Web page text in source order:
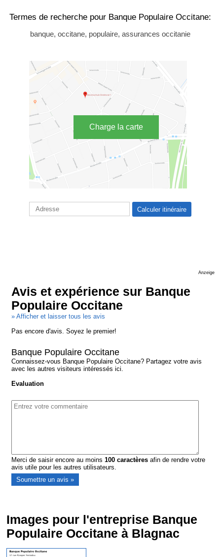
Termes de recherche pour Banque Populaire Occitane:
banque, occitane, populaire, assurances occitanie
Charge la carte
Anzeige
Avis et expérience sur Banque
Populaire Occitane
» Afficher et laisser tous les avis
Pas encore d'avis. Soyez le premier!
Banque Populaire Occitane
Connaissez-vous Banque Populaire Occitane? Partagez votre avis
avec les autres visiteurs intéressés ici.
Evaluation
Merci de saisir encore au moins100 caractères afin de rendre votre
avis utile pour les autres utilisateurs.
Images pour l'entreprise Banque
Populaire Occitane à Blagnac